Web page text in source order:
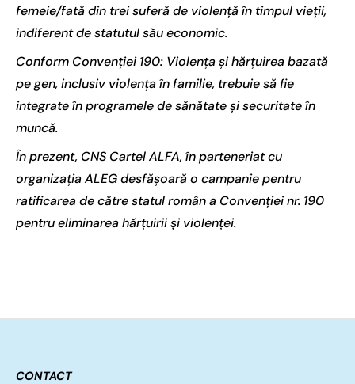
femeie/fată din trei suferă de violență în timpul vieții,
indiferent de statutul său economic.
Conform Convenției 190: Violența și hărțuirea bazată
pe gen, inclusiv violența în familie, trebuie să fie
integrate în programele de sănătate și securitate în
muncă.
În prezent, CNS Cartel ALFA, în parteneriat cu
organizația ALEG desfășoară o campanie pentru
ratificarea de către statul român a Convenției nr. 190
pentru eliminarea hărțuirii și violenței.
CONTACT